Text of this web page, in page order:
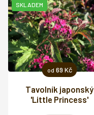
od 69 Kč
Tavolník japonský
'Little Princess'
SKLADEM